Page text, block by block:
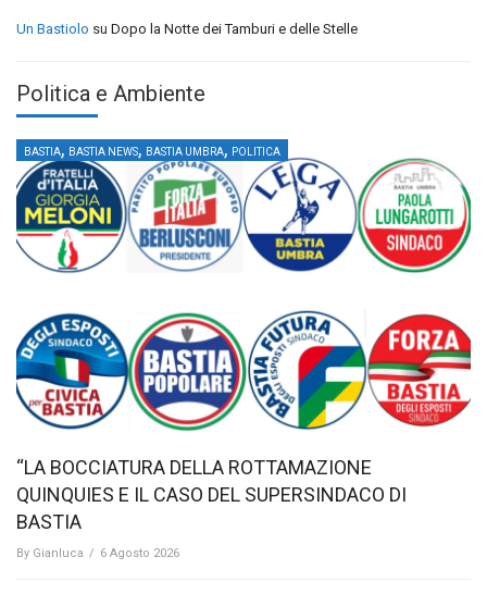
Un Bastiolo su Dopo la Notte dei Tamburi e delle Stelle
Politica e Ambiente
BASTIA, BASTIA NEWS, BASTIA UMBRA, POLITICA
“LA BOCCIATURA DELLA ROTTAMAZIONE
QUINQUIES E IL CASO DEL SUPERSINDACO DI
BASTIA
By Gianluca / 6 Agosto 2026